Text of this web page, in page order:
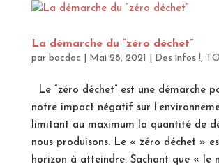
La démarche du “zéro déchet”
par bocdoc Mai 28, 2021 Des infos !,
Le “zéro déchet” est une démarche
notre impact négatif sur
limitant au maximum la quantité de
nous produisons. Le « zéro déchet »
horizon à atteindre. Sachant que « le